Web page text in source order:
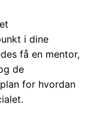
i dine
få en mentor,
de
for hvordan